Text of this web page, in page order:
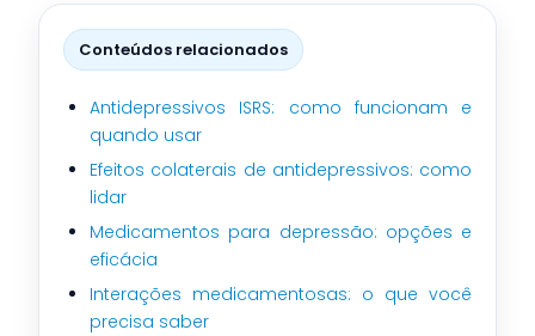
Conteúdos relacionados
Antidepressivos ISRS: como funcionam e
quando usar
Efeitos colaterais de antidepressivos: como
lidar
Medicamentos para depressão: opções e
eficácia
Interações medicamentosas: o que você
precisa saber